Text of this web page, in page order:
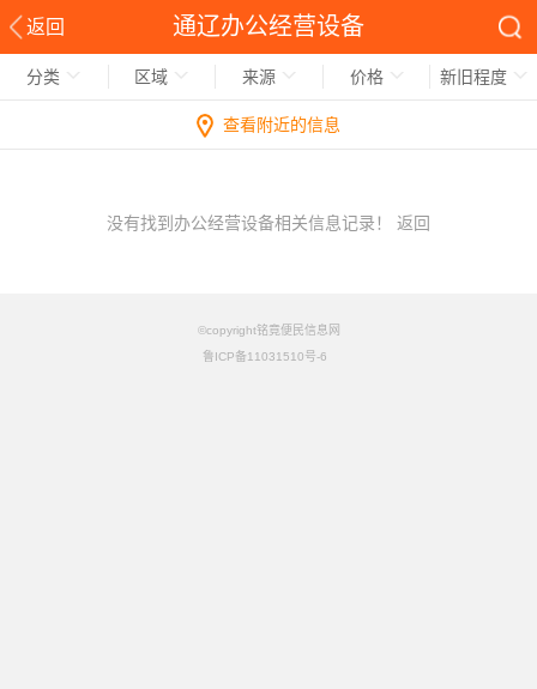
返回 通辽办公经营设备
分类 区域 来源 价格 新旧程度
查看附近的信息
没有找到办公经营设备相关信息记录！ 返回
©copyright铭竟便民信息网
鲁ICP备11031510号-6